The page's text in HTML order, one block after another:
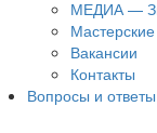
МЕДИА —
Мастерские
Вакансии
Контакты
Вопросы и ответы